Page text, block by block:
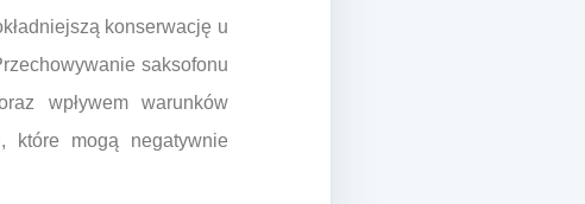
konserwację u
saksofonu
wpływem warunków
które mogą negatywnie